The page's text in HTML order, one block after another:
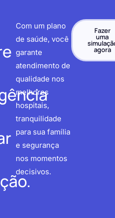
Com um plano
de saúde, você
garante
atendimento de
qualidade nos
melhores
hospitais,
tranquilidade
para sua família
e segurança
nos momentos
decisivos.
Fazer
uma
agora